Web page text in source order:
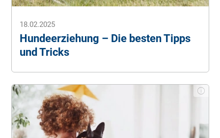
18.02.2025
Hundeerziehung – Die besten Tipps
und Tricks